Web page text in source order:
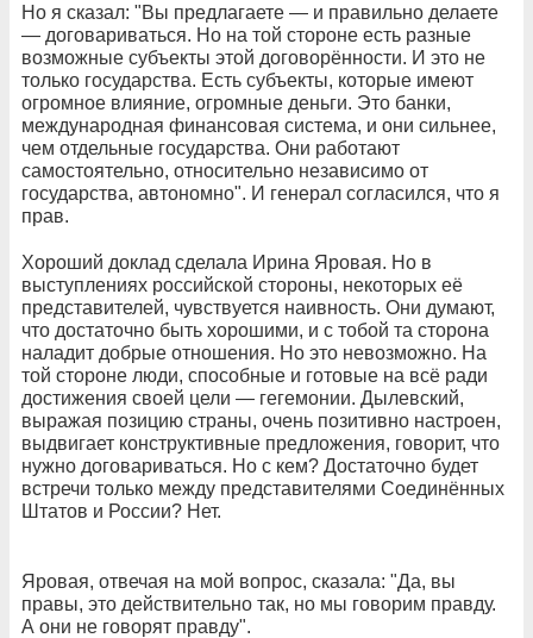
Но я сказал: "Вы предлагаете — и правильно делаете
— договариваться. Но на той стороне есть разные
возможные субъекты этой договорённости. И это не
только государства. Есть субъекты, которые имеют
огромное влияние, огромные деньги. Это банки,
международная финансовая система, и они сильнее,
чем отдельные государства. Они работают
самостоятельно, относительно независимо от
государства, автономно". И генерал согласился, что я
прав.
Хороший доклад сделала Ирина Яровая. Но в
выступлениях российской стороны, некоторых её
представителей, чувствуется наивность. Они думают,
что достаточно быть хорошими, и с тобой та сторона
наладит добрые отношения. Но это невозможно. На
той стороне люди, способные и готовые на всё ради
достижения своей цели — гегемонии. Дылевский,
выражая позицию страны, очень позитивно настроен,
выдвигает конструктивные предложения, говорит, что
нужно договариваться. Но с кем? Достаточно будет
встречи только между представителями Соединённых
Штатов и России? Нет.
Яровая, отвечая на мой вопрос, сказала: "Да, вы
правы, это действительно так, но мы говорим правду.
А они не говорят правду".